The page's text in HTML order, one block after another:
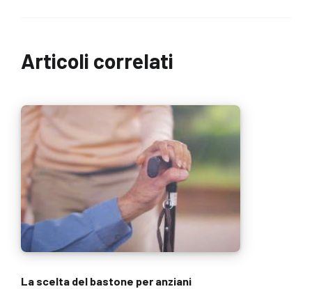
Articoli correlati
La scelta del bastone per anziani